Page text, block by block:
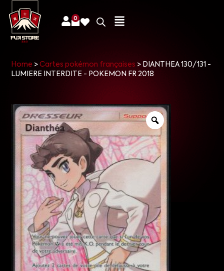
0
Home >Cartes pokémon françaises > DIANTHEA 130/131 -
LUMIERE INTERDITE - POKEMON FR 2018